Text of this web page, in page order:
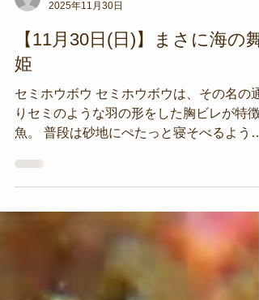
朝倉
2025年11月30日
【11月30日(日)】まさに海の舞
姫
セミホウボウ セミホウボウは、その名の通
魚。 普段は砂地にぺたっと寝そべるように
じっとしていますが、驚いたときや移動す
ときに大きな胸鰭を広げて移動します。 そ
の姿はまるで空を飛んでいるようにも見え
まさに海の舞姫ですね。 普段は目立たない
体色で砂に紛れていることが多いので、じ
くり探すのがポイント。 その美しさと独特